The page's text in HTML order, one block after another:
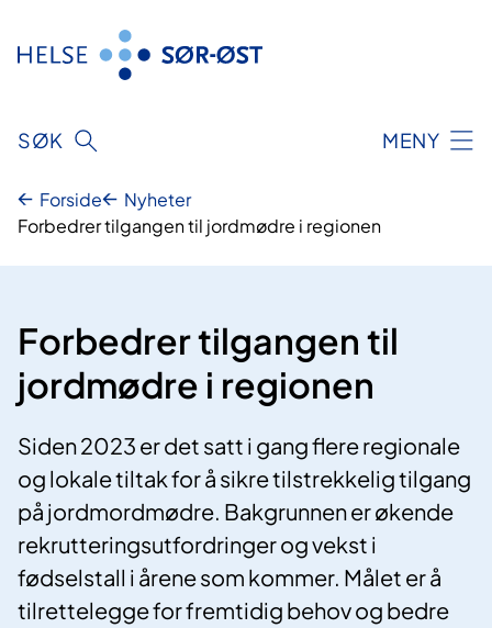
innhold
SØK MENY
Forside
Nyheter
Forbedrer tilgangen til jordmødre i regionen
Forbedrer tilgangen til
jordmødre i regionen
Siden 2023 er det satt i gang flere regionale
og lokale tiltak for å sikre tilstrekkelig tilgang
på jordmordmødre. Bakgrunnen er økende
rekrutteringsutfordringer og vekst i
fødselstall i årene som kommer. Målet er å
tilrettelegge for fremtidig behov og bedre